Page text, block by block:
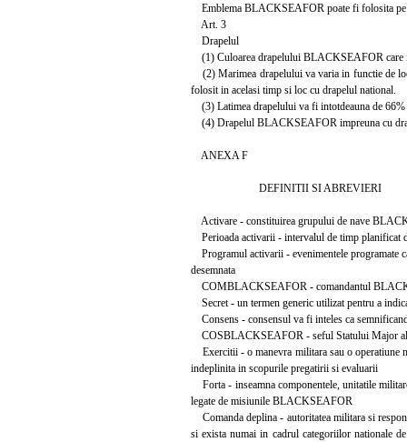
Emblema BLACKSEAFOR poate fi folosita
Art. 3
Drapelul
(1) Culoarea drapelului BLACKSEAFOR care
(2) Marimea drapelului va varia in functie de
folosit in acelasi timp si loc cu drapelul national.
(3) Latimea drapelului va fi intotdeauna de 66%
(4) Drapelul BLACKSEAFOR impreuna cu
ANEXA F
DEFINITII SI ABREVIERI
Activare - constituirea grupului de nave
Perioada activarii - intervalul de timp planificat
Programul activarii - evenimentele programate
desemnata
COMBLACKSEAFOR - comandantul
Secret - un termen generic utilizat pentru a
Consens - consensul va fi inteles ca
COSBLACKSEAFOR - seful Statului Major
Exercitii - o manevra militara sau o operatiune
indeplinita in scopurile pregatirii si evaluarii
Forta - inseamna componentele, unitatile
legate de misiunile BLACKSEAFOR
Comanda deplina - autoritatea militara si
si exista numai in cadrul categoriilor nationale